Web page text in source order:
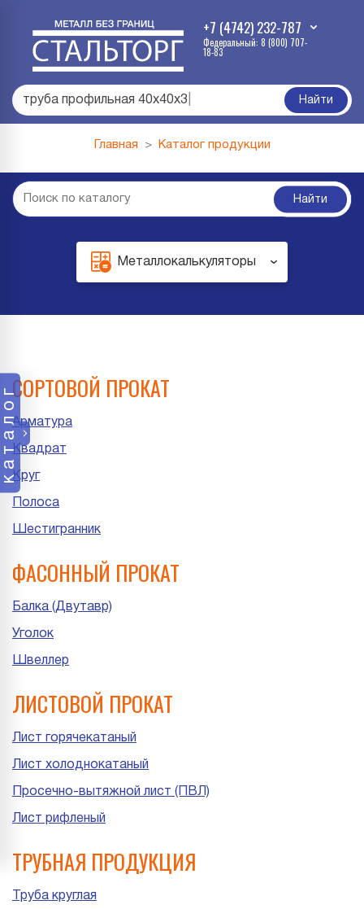
+7 (4742) 232-787
Федеральный: 8 (800) 707-
18-83
труба профильная 40х40х3 Найти
каталог
Главная Каталог продукции
Найти
Металлокалькуляторы
СОРТОВОЙ ПРОКАТ
Арматура
Квадрат
Круг
Полоса
Шестигранник
ФАСОННЫЙ ПРОКАТ
Балка (Двутавр)
Уголок
Швеллер
ЛИСТОВОЙ ПРОКАТ
Лист горячекатаный
Лист холоднокатаный
Просечно-вытяжной лист (ПВЛ)
Лист рифленый
ТРУБНАЯ ПРОДУКЦИЯ
Труба круглая